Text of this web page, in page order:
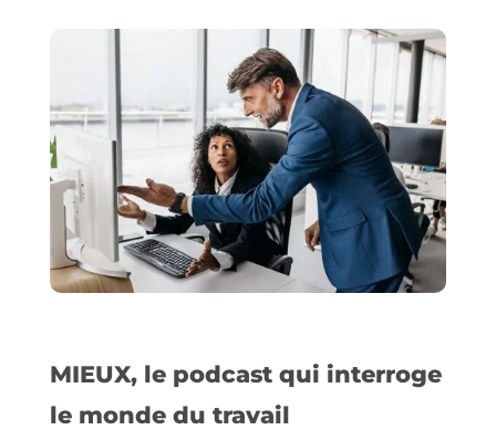
MIEUX, le podcast qui interroge
le monde du travail